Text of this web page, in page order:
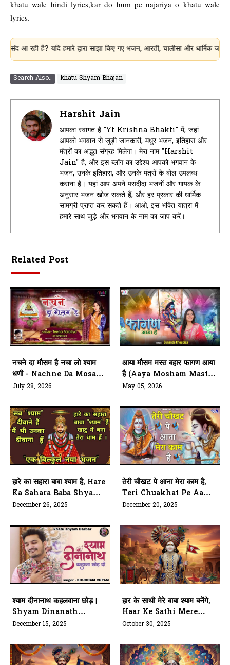
khatu wale hindi lyrics,kar do hum pe najariya o khatu wale
lyrics.
यदि हमारे द्वारा साझा किए गए भजन, आरती, चालीसा और धार्मिक
Search Also.. khatu Shyam Bhajan
Harshit Jain
आपका स्वागत है "Yt Krishna Bhakti" में, जहां
आपको भगवान से जुड़ी जानकारी, मधुर भजन, इतिहास और
मंत्रों का अद्भुत संग्रह मिलेगा। मेरा नाम "Harshit
Jain" है, और इस ब्लॉग का उद्देश्य आपको भगवान के
भजन, उनके इतिहास, और उनके मंत्रों के बोल उपलब्ध
कराना है। यहां आप अपने पसंदीदा भजनों और गायक के
अनुसार भजन खोज सकते हैं, और हर प्रकार की धार्मिक
सामग्री प्राप्त कर सकते हैं। आओ, इस भक्ति यात्रा में
हमारे साथ जुड़े और भगवान के नाम का जाप करें।
Related Post
नचने दा मौसम है नचा लो श्याम
धणी - Nachne Da Mosam
Hai
July 28, 2026
आया मौसम मस्त बहार फागण आया
है (Aaya Mosham Mast
Bahaar Fagan Aaya Hai)
May 05, 2026
हारे का सहारा बाबा श्याम है, Hare
Ka Sahara Baba Shyam
Hai
December 26, 2025
तेरी चौखट पे आना मेरा काम है,
Teri Chuakhat Pe Aana
Mera Kaam Hai
December 20, 2025
श्याम दीनानाथ कहलवाना छोड़ |
Shyam Dinanath
Kahana Chhod Do
December 15, 2025
हार के साथी मेरे बाबा श्याम बनेंगे,
Haar Ke Sathi Mere
Baba Shyam Banenge
October 30, 2025